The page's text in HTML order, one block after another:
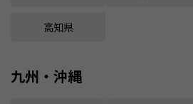
高知県
九州・沖縄